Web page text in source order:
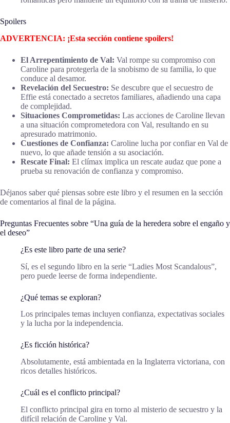
Spoilers
ADVERTENCIA: ¡Esta sección contiene spoilers!
El Arrepentimiento de Val: Val rompe su compromiso con
Caroline para protegerla de la snobismo de su familia, lo que
conduce al desamor.
Revelación del Secuestro: Se descubre que el secuestro de
Effie está conectado a secretos familiares, añadiendo una capa
de complejidad.
Situaciones Comprometidas: Las acciones de Caroline llevan
a una situación comprometedora con Val, resultando en su
apresurado matrimonio.
Cuestiones de Confianza: Caroline lucha por confiar en Val de
nuevo, lo que añade tensión a su asociación.
Rescate Final: El clímax implica un rescate audaz que pone a
prueba su renovación de confianza y compromiso.
Déjanos saber qué piensas sobre este libro y el resumen en la sección
de comentarios al final de la página.
Preguntas Frecuentes sobre “Una guía de la heredera sobre el engaño y
el deseo”
¿Es este libro parte de una serie?
Sí, es el segundo libro en la serie “Ladies Most Scandalous”,
pero puede leerse de forma independiente.
¿Qué temas se exploran?
Los principales temas incluyen confianza, expectativas sociales
y la lucha por la independencia.
¿Es ficción histórica?
Absolutamente, está ambientada en la Inglaterra victoriana, con
ricos detalles históricos.
¿Cuál es el conflicto principal?
El conflicto principal gira en torno al misterio de secuestro y la
difícil relación de Caroline y Val.